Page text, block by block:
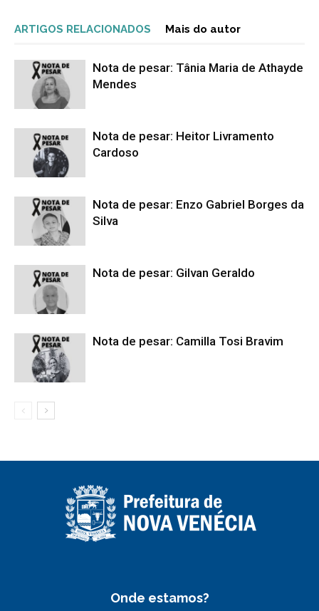
ARTIGOS RELACIONADOS Mais do autor
Nota de pesar: Tânia Maria de Athayde
Mendes
Nota de pesar: Heitor Livramento
Cardoso
Nota de pesar: Enzo Gabriel Borges da
Silva
Nota de pesar: Gilvan Geraldo
Nota de pesar: Camilla Tosi Bravim
Onde estamos?